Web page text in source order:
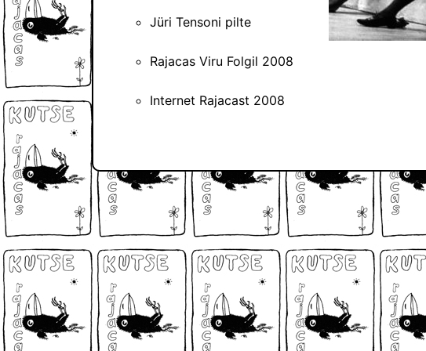
Jüri Tensoni pilte
Rajacas Viru Folgil 2008
Internet Rajacast 2008